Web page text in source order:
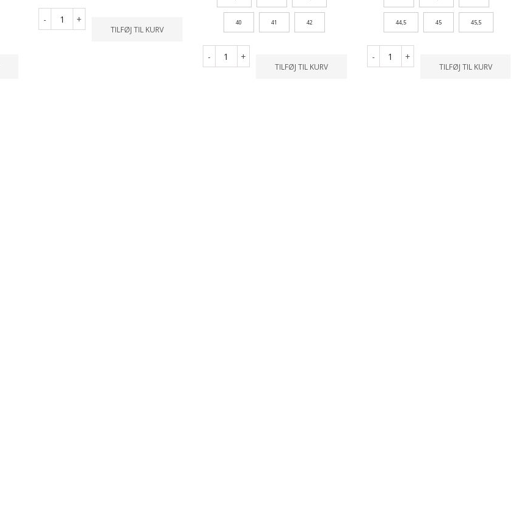
- +
TILFØJ TIL KURV
40 41 42
- +
TILFØJ TIL KURV
44,5 45 45,5
- +
TILFØJ TIL KURV